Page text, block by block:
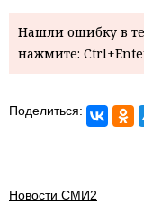
Нашли ошибку в
нажмите:
Поделиться:
Новости СМИ2